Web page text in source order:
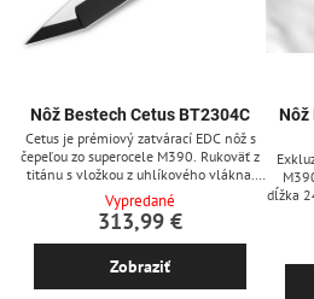
Nôž Bestech Cetus BT2304C
Cetus je prémiový zatvárací EDC nôž s
čepeľou zo superocele M390. Rukoväť z
titánu s vložkou z uhlíkového vlákna.
Dĺžka čepele 10,01 cm, celková dĺžka
22,87 cm.
Vypredané
313,99 €
Zobraziť
Nôž
dĺžka